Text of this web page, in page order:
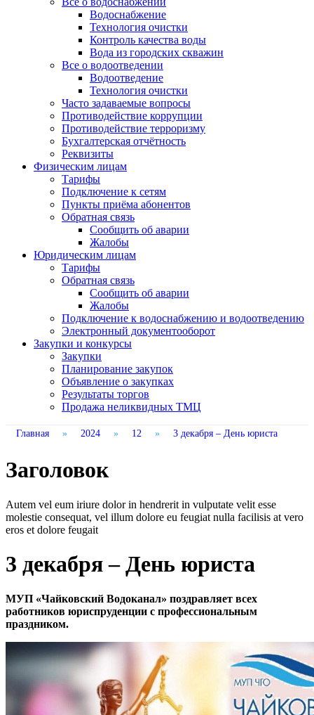
Водоснабжение
Технология очистки
Контроль качества воды
Вода из городских скважин
Все о водоотведении
Водоотведение
Технология очистки
Часто задаваемые вопросы
Противодействие коррупции
Противодействие терроризму
Бухгалтерская отчётность
Реквизиты
Физическим лицам
Тарифы
Подключение к сетям
Пункты приёма абонентов
Обратная связь
Сообщить об аварии
Жалобы
Юридическим лицам
Тарифы
Обратная связь
Сообщить об аварии
Жалобы
Подключение к водоснабжению и водоотведению
Электронный документооборот
Закупки и конкурсы
Закупки
Планирование закупок
Объявление о закупках
Результаты торгов
Продажа неликвидных ТМЦ
Главная » 2024 » 12 » 3 декабря – День юриста
Заголовок
Autem vel eum iriure dolor in hendrerit in vulputate velit esse
molestie consequat, vel illum dolore eu feugiat nulla facilisis at vero
eros et dolore feugait
3 декабря – День юриста
МУП «Чайковский Водоканал» поздравляет всех
работников юриспруденции с профессиональным
праздником.